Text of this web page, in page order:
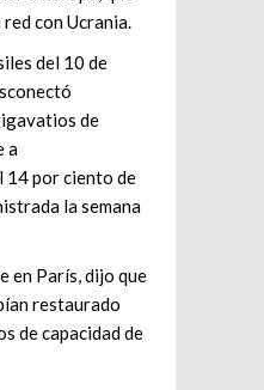
con Ucrania.
del 10 de
de
a
14 por ciento de
la semana
en París, dijo que
restaurado
de capacidad de